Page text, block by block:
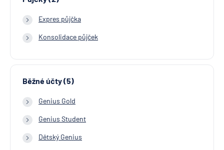
Expres půjčka
Konsolidace půjček
Běžné účty (5)
Genius Gold
Genius Student
Dětský Genius